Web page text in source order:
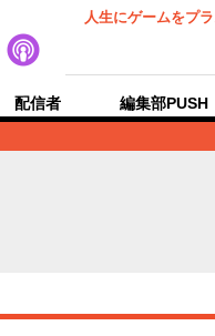
人生にゲームをプ
配信者 編集部PUSH